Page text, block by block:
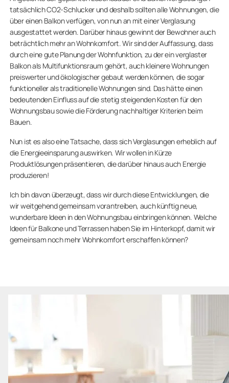
tatsächlich CO2-Schlucker und deshalb sollten alle Wohnungen, die
über einen Balkon verfügen, von nun an mit einer Verglasung
ausgestattet werden. Darüber hinaus gewinnt der Bewohner auch
beträchtlich mehr an Wohnkomfort. Wir sind der Auffassung, dass
durch eine gute Planung der Wohnfunktion, zu der ein verglaster
Balkon als Multifunktionsraum gehört, auch kleinere Wohnungen
preiswerter und ökologischer gebaut werden können, die sogar
funktioneller als traditionelle Wohnungen sind. Das hätte einen
bedeutenden Einfluss auf die stetig steigenden Kosten für den
Wohnungsbau sowie die Förderung nachhaltiger Kriterien beim
Bauen.
Nun ist es also eine Tatsache, dass sich Verglasungen erheblich auf
die Energieeinsparung auswirken. Wir wollen in Kürze
Produktlösungen präsentieren, die darüber hinaus auch Energie
produzieren!
Ich bin davon überzeugt, dass wir durch diese Entwicklungen, die
wir weitgehend gemeinsam vorantreiben, auch künftig neue,
wunderbare Ideen in den Wohnungsbau einbringen können. Welche
Ideen für Balkone und Terrassen haben Sie im Hinterkopf, damit wir
gemeinsam noch mehr Wohnkomfort erschaffen können?